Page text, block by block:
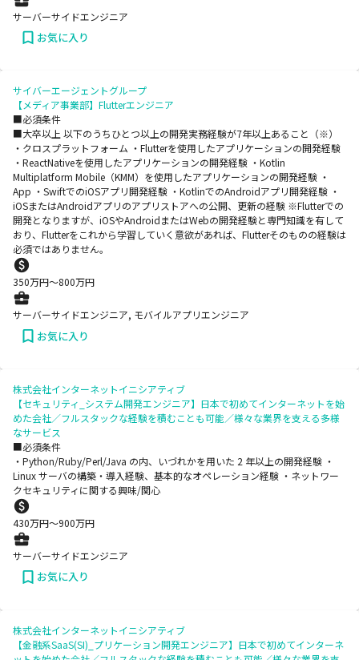
サーバーサイドエンジニア
お気に入り
サイバーエージェントグループ
【メディア事業部】Flutterエンジニア
■必須条件
■大卒以上 以下のうちひとつ以上の開発実務経験が7年以上あること（※）
・クロスプラットフォーム ・Flutterを使用したアプリケーションの開発経験
・ReactNativeを使用したアプリケーションの開発経験 ・Kotlin
Multiplatform Mobile（KMM）を使用したアプリケーションの開発経験 ・
App ・SwiftでのiOSアプリ開発経験 ・KotlinでのAndroidアプリ開発経験 ・
iOSまたはAndroidアプリのアプリストアへの公開、更新の経験 ※Flutterでの
開発となりますが、iOSやAndroidまたはWebの開発経験と専門知識を有して
おり、Flutterをこれから学習していく意欲があれば、Flutterそのものの経験は
必須ではありません。
350万円〜800万円
サーバーサイドエンジニア, モバイルアプリエンジニア
お気に入り
株式会社インターネットイニシアティブ
【セキュリティ_システム開発エンジニア】日本で初めてインターネットを始
めた会社／フルスタックな経験を積むことも可能／様々な業界を支える多様
なサービス
■必須条件
・Python/Ruby/Perl/Java の内、いづれかを用いた 2 年以上の開発経験 ・
Linux サーバの構築・導入経験、基本的なオペレーション経験 ・ネットワー
クセキュリティに関する興味/関心
430万円〜900万円
サーバーサイドエンジニア
お気に入り
株式会社インターネットイニシアティブ
【金融系SaaS(SI)_プリケーション開発エンジニア】日本で初めてインターネ